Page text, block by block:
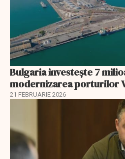
Bulgaria investește 7
modernizarea porturilor
21 FEBRUARIE 2026